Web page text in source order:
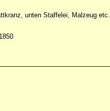
unten Staffelei, Malzeug etc.